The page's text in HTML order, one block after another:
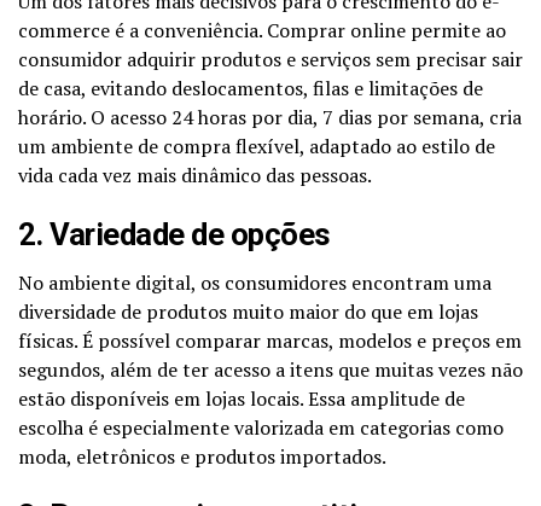
commerce é a conveniência. Comprar online permite ao
consumidor adquirir produtos e serviços sem precisar sair
de casa, evitando deslocamentos, filas e limitações de
horário. O acesso 24 horas por dia, 7 dias por semana, cria
um ambiente de compra flexível, adaptado ao estilo de
vida cada vez mais dinâmico das pessoas.
2. Variedade de opções
No ambiente digital, os consumidores encontram uma
diversidade de produtos muito maior do que em lojas
físicas. É possível comparar marcas, modelos e preços em
segundos, além de ter acesso a itens que muitas vezes não
estão disponíveis em lojas locais. Essa amplitude de
escolha é especialmente valorizada em categorias como
moda, eletrônicos e produtos importados.